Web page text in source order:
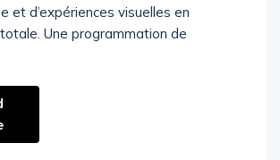
et d’expériences visuelles en
Une programmation de